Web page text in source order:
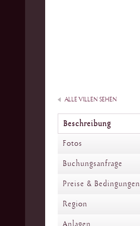
ALLE VILLEN SEHEN
Beschreibung
Fotos
Buchungsanfrage
Preise & Bedingungen
Region